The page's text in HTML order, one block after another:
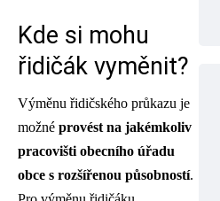
Kde si mohu
řidičák vyměnit?
Výměnu řidičského průkazu je
možné provést na jakémkoliv
pracovišti obecního úřadu
obce s rozšířenou působností.